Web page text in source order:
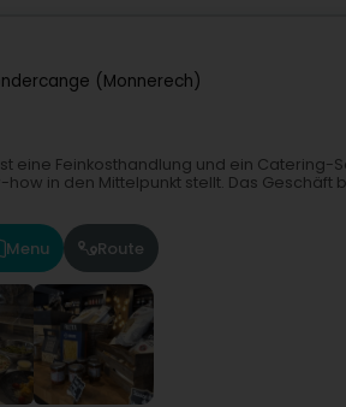
(Monnerech)
eine Feinkosthandlung und ein Catering-
in den Mittelpunkt stellt. Das Geschäft
Menu Route